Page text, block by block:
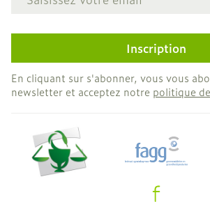
Inscription
En cliquant sur s'abonner, vous vous
newsletter et acceptez notre politique